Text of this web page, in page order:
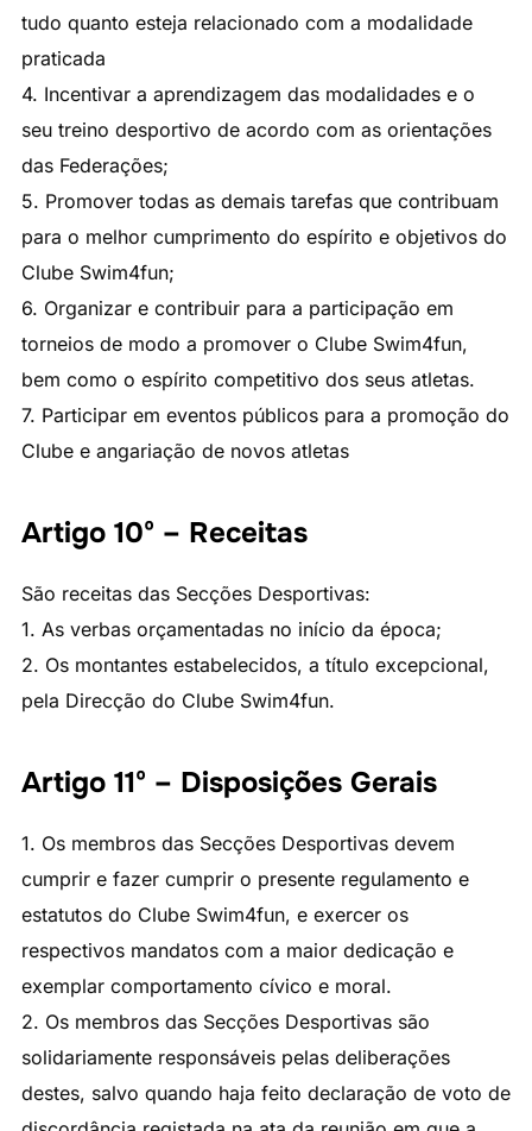
tudo quanto esteja relacionado com a modalidade
praticada
4. Incentivar a aprendizagem das modalidades e o
seu treino desportivo de acordo com as orientações
das Federações;
5. Promover todas as demais tarefas que contribuam
para o melhor cumprimento do espírito e objetivos do
Clube Swim4fun;
6. Organizar e contribuir para a participação em
torneios de modo a promover o Clube Swim4fun,
bem como o espírito competitivo dos seus atletas.
7. Participar em eventos públicos para a promoção do
Clube e angariação de novos atletas
Artigo 10º – Receitas
São receitas das Secções Desportivas:
1. As verbas orçamentadas no início da época;
2. Os montantes estabelecidos, a título excepcional,
pela Direcção do Clube Swim4fun.
Artigo 11º – Disposições Gerais
1. Os membros das Secções Desportivas devem
cumprir e fazer cumprir o presente regulamento e
estatutos do Clube Swim4fun, e exercer os
respectivos mandatos com a maior dedicação e
exemplar comportamento cívico e moral.
2. Os membros das Secções Desportivas são
solidariamente responsáveis pelas deliberações
destes, salvo quando haja feito declaração de voto de